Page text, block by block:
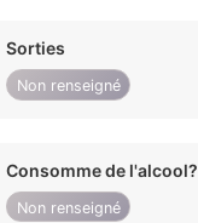
Sorties
Non renseigné
Consomme de l'alcool?
Non renseigné